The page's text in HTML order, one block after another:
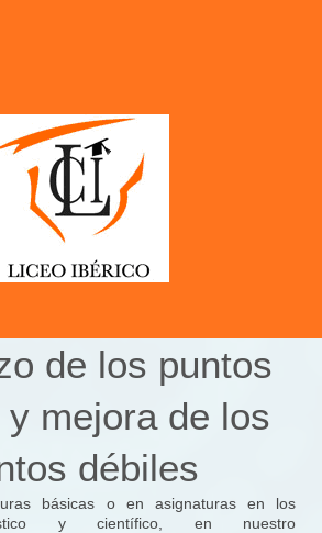
de los puntos
mejora de los
débiles
básicas o en asignaturas en los
y científico, en nuestro